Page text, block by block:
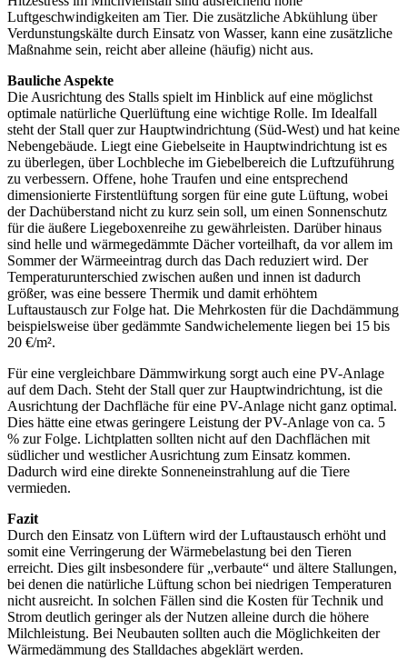
Luftgeschwindigkeiten am Tier. Die zusätzliche Abkühlung über
Verdunstungskälte durch Einsatz von Wasser, kann eine zusätzliche
Maßnahme sein, reicht aber alleine (häufig) nicht aus.
Bauliche Aspekte
Die Ausrichtung des Stalls spielt im Hinblick auf eine möglichst
optimale natürliche Querlüftung eine wichtige Rolle. Im Idealfall
steht der Stall quer zur Hauptwindrichtung (Süd-West) und hat keine
Nebengebäude. Liegt eine Giebelseite in Hauptwindrichtung ist es
zu überlegen, über Lochbleche im Giebelbereich die Luftzuführung
zu verbessern. Offene, hohe Traufen und eine entsprechend
dimensionierte Firstentlüftung sorgen für eine gute Lüftung, wobei
der Dachüberstand nicht zu kurz sein soll, um einen Sonnenschutz
für die äußere Liegeboxenreihe zu gewährleisten. Darüber hinaus
sind helle und wärmegedämmte Dächer vorteilhaft, da vor allem im
Sommer der Wärmeeintrag durch das Dach reduziert wird. Der
Temperaturunterschied zwischen außen und innen ist dadurch
größer, was eine bessere Thermik und damit erhöhtem
Luftaustausch zur Folge hat. Die Mehrkosten für die Dachdämmung
beispielsweise über gedämmte Sandwichelemente liegen bei 15 bis
20 €/m².
Für eine vergleichbare Dämmwirkung sorgt auch eine PV-Anlage
auf dem Dach. Steht der Stall quer zur Hauptwindrichtung, ist die
Ausrichtung der Dachfläche für eine PV-Anlage nicht ganz optimal.
Dies hätte eine etwas geringere Leistung der PV-Anlage von ca. 5
% zur Folge. Lichtplatten sollten nicht auf den Dachflächen mit
südlicher und westlicher Ausrichtung zum Einsatz kommen.
Dadurch wird eine direkte Sonneneinstrahlung auf die Tiere
vermieden.
Fazit
Durch den Einsatz von Lüftern wird der Luftaustausch erhöht und
somit eine Verringerung der Wärmebelastung bei den Tieren
erreicht. Dies gilt insbesondere für „verbaute“ und ältere Stallungen,
bei denen die natürliche Lüftung schon bei niedrigen Temperaturen
nicht ausreicht. In solchen Fällen sind die Kosten für Technik und
Strom deutlich geringer als der Nutzen alleine durch die höhere
Milchleistung. Bei Neubauten sollten auch die Möglichkeiten der
Wärmedämmung des Stalldaches abgeklärt werden.